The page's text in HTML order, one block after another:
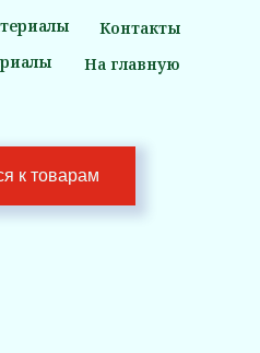
к товарам
На главную
Контакты